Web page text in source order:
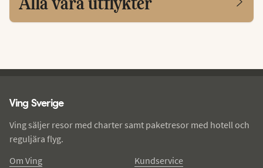
Ving Sverige
Ving säljer resor med charter samt paketresor med hotell och
reguljära flyg.
Om Ving
Kundservice